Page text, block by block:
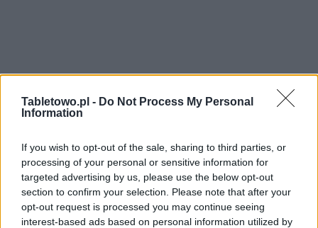
Tabletowo.pl - Do Not Process My Personal
Information
If you wish to opt-out of the sale, sharing to third parties, or
processing of your personal or sensitive information for
targeted advertising by us, please use the below opt-out
section to confirm your selection. Please note that after your
opt-out request is processed you may continue seeing
interest-based ads based on personal information utilized by